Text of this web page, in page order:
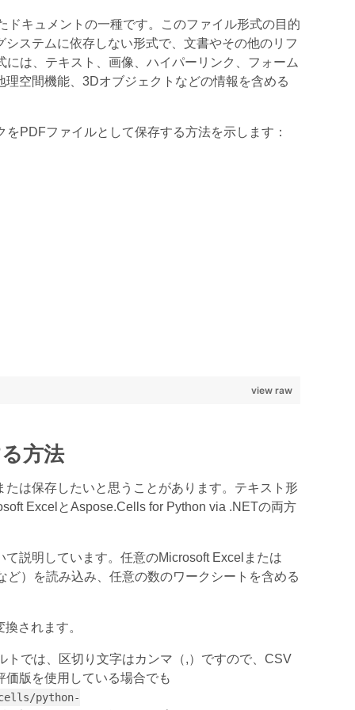
キュメントの一種です。このファイル形式の目的
ステムに依存しない形式で、文書やその他のリフ
は、テキスト、画像、ハイパーリンク、フォーム
空間機能、3Dオブジェクトなどの情報を含める
PDFファイルとして保存する方法を示します：
view raw
方法
は保存したいと思うことがあります。テキスト形
ExcelとAspose.Cells for Python via .NETの両方
説明しています。任意のMicrosoft Excelまたは
）を読み込み、任意の数のワークシートを含める
されます。
では、区切り文字はカンマ（,）ですので、CSV
版を使用している場合でも
python-